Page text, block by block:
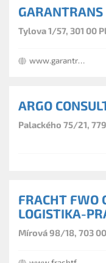
Tylova 1/57, 301 00
www.garantrans.cz
ARGO
Palackého 75/21,
FRACHT FWO
LOGISTIKA-
Mírová 98/18, 703